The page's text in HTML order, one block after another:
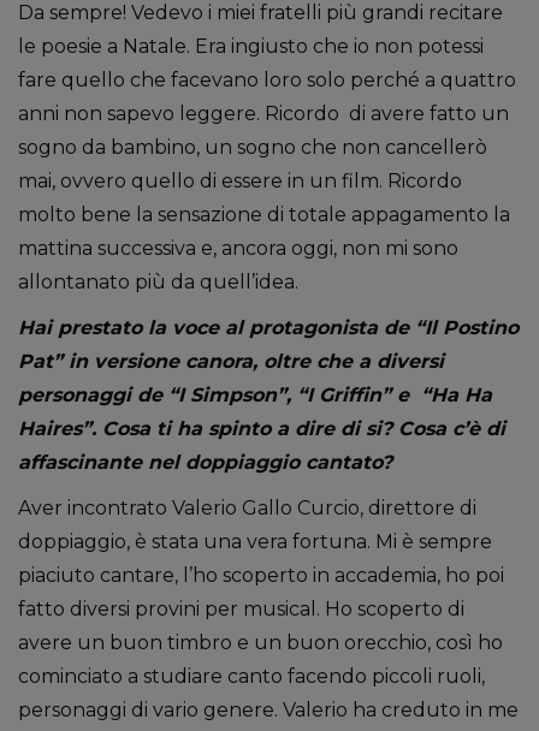
Da sempre! Vedevo i miei fratelli più grandi recitare
le poesie a Natale. Era ingiusto che io non potessi
fare quello che facevano loro solo perché a quattro
anni non sapevo leggere. Ricordo di avere fatto un
sogno da bambino, un sogno che non cancellerò
mai, ovvero quello di essere in un film. Ricordo
molto bene la sensazione di totale appagamento la
mattina successiva e, ancora oggi, non mi sono
allontanato più da quell’idea.
Hai prestato la voce al protagonista de “Il Postino
Pat” in versione canora, oltre che a diversi
personaggi de “I Simpson”, “I Griffin” e “Ha Ha
Haires”. Cosa ti ha spinto a dire di si? Cosa c’è di
affascinante nel doppiaggio cantato?
Aver incontrato Valerio Gallo Curcio, direttore di
doppiaggio, è stata una vera fortuna. Mi è sempre
piaciuto cantare, l’ho scoperto in accademia, ho poi
fatto diversi provini per musical. Ho scoperto di
avere un buon timbro e un buon orecchio, così ho
cominciato a studiare canto facendo piccoli ruoli,
personaggi di vario genere. Valerio ha creduto in me